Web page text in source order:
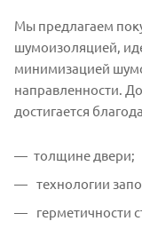
Мы предлагаем
шумоизоляцией,
минимизацией
направленности.
достигается
толщине двери;
технологии
герметичности